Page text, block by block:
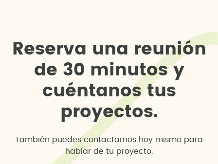
Reserva una reunión
d e 30 minutos y
cuéntanos tus
proyectos.
También puedes contactarnos hoy mismo para
hablar de tu proyecto.